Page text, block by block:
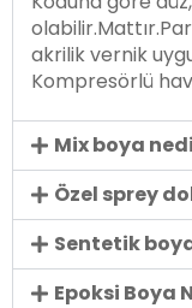
akrilik vernik
Kompresörlü
Mix boya
Özel sprey
Sentetik
Epoksi Boya